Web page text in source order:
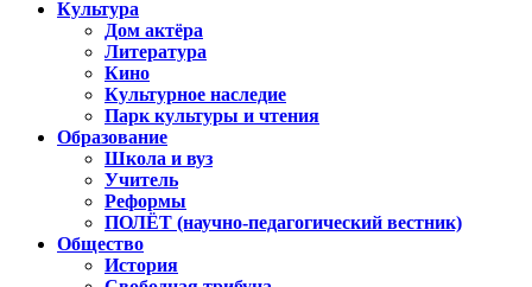
Культура
Дом актёра
Литература
Кино
Культурное наследие
Парк культуры и чтения
Образование
Школа и вуз
Учитель
Реформы
ПОЛЁТ (научно-педагогический вестник)
Общество
История